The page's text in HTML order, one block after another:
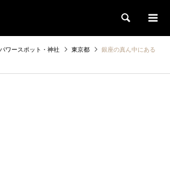
検索
ワースポット・神社 東京都
銀座の真ん中にある